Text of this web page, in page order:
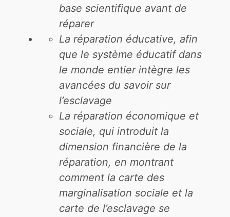
base scientifique avant de
réparer
La réparation éducative, afin
que le système éducatif dans
le monde entier intègre les
avancées du savoir sur
l’esclavage
La réparation économique et
sociale, qui introduit la
dimension financière de la
réparation, en montrant
comment la carte des
marginalisation sociale et la
carte de l’esclavage se